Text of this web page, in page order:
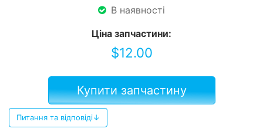
В наявності
Ціна запчастини:
$12.00
Купити запчастину
Питання та відповіді↓